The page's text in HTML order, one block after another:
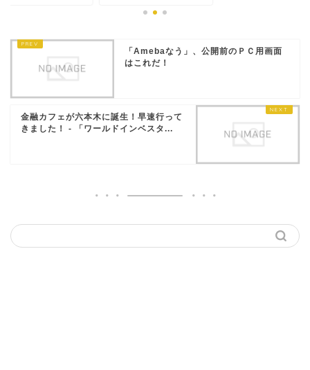
「Amebaなう」、公開前のＰＣ用画面
はこれだ！
金融カフェが六本木に誕生！早速行って
きました！ - 「ワールドインベスタ...